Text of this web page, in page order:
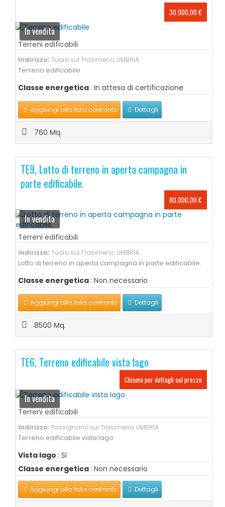
30.000,00 €
In vendita
Terreni edificabili
Indirizzo: Tuoro sul Trasimeno, UMBRIA
Terreno edificabile
Classe energetica : In attesa di certificazione
Aggiungi alla lista confronto Dettagli
760 Mq.
TE9, Lotto di terreno in aperta campagna in
parte edificabile.
80.000,00 €
In vendita
Terreni edificabili
Indirizzo: Tuoro sul Trasimeno, UMBRIA
Lotto di terreno in aperta campagna in parte edificabile.
Classe energetica : Non necessario
Aggiungi alla lista confronto Dettagli
8500 Mq.
TE6, Terreno edificabile vista lago
Chiama per dettagli sul prezzo
In vendita
Terreni edificabili
Indirizzo: Passignano sul Trasimeno, UMBRIA
Terreno edificabile vista lago
Vista lago : Si
Classe energetica : Non necessario
Aggiungi alla lista confronto Dettagli